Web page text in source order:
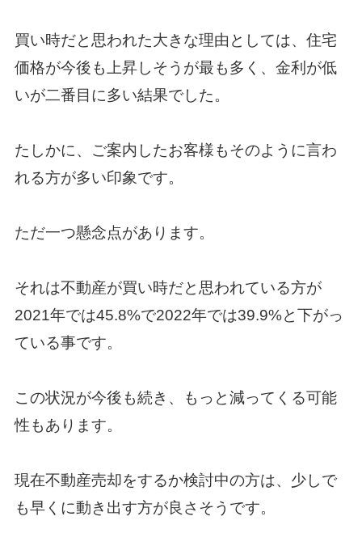
買い時だと思われた大きな理由としては、住宅
価格が今後も上昇しそうが最も多く、金利が低
いが二番目に多い結果でした。
たしかに、ご案内したお客様もそのように言わ
れる方が多い印象です。
ただ一つ懸念点があります。
それは不動産が買い時だと思われている方が
2021年では45.8%で2022年では39.9%と下がっ
ている事です。
この状況が今後も続き、もっと減ってくる可能
性もあります。
現在不動産売却をするか検討中の方は、少しで
も早くに動き出す方が良さそうです。